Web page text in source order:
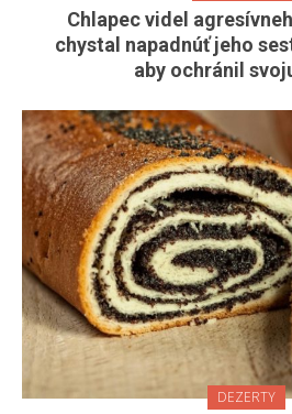
Chlapec videl
chystal napadnúť jeho
aby ochránil
DEZERTY